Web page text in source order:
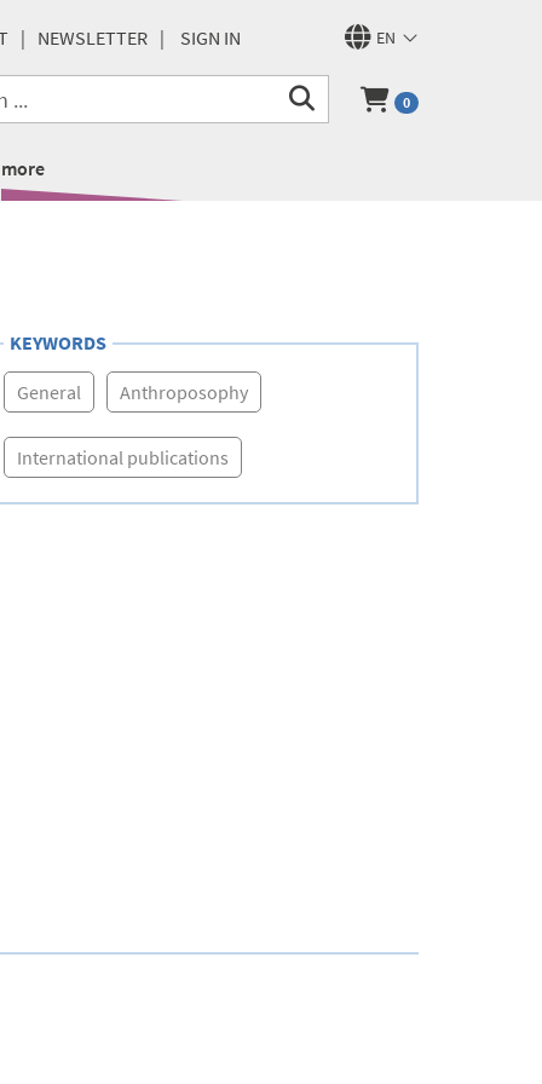
EN
NEWSLETTER SIGN IN
0
more
KEYWORDS
General Anthroposophy
International publications